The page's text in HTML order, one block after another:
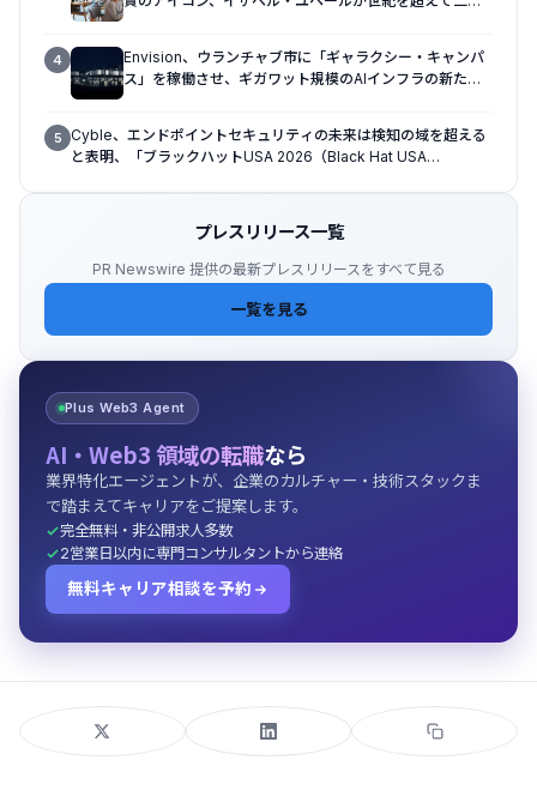
4
Envision、ウランチャブ市に「ギャラクシー・キャンパ
ス」を稼働させ、ギガワット規模のAIインフラの新たな
5 Cyble、エンドポイントセキュリティの未来は検知の域を超える
と表明、「ブラックハットUSA 2026（Black Hat USA
プレスリリース一覧
PR Newswire 提供の最新プレスリリースをすべて見る
一覧を見る
Plus Web3 Agent
AI・Web3 領域の転職なら
業界特化エージェントが、企業のカルチャー・技術スタックま
で踏まえてキャリアをご提案します。
完全無料・非公開求人多数
2営業日以内に専門コンサルタントから連絡
無料キャリア相談を予約